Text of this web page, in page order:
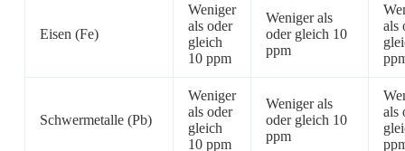
Eisen (Fe)
Weniger
als oder
gleich
10 ppm
Weniger als
oder gleich 10
ppm
als
Schwermetalle (Pb)
Weniger
als oder
gleich
10 ppm
Weniger als
oder gleich 10
ppm
als